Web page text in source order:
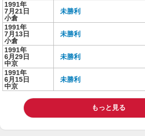
1991年
7月21日
小倉
未勝利
1991年
7月13日
小倉
未勝利
1991年
6月29日
中京
未勝利
1991年
6月15日
中京
未勝利
もっと見る